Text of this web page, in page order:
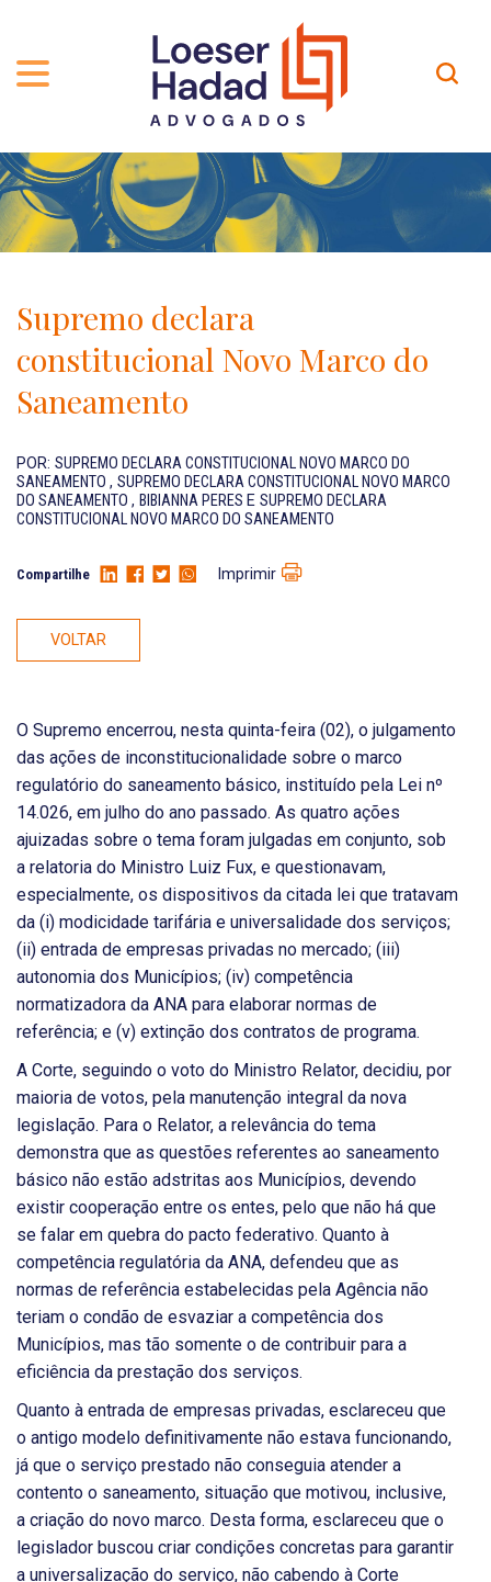
QUEM SOMOS
TRAJETÓRIA
INCLUSÃO E DIVERSIDADE
PRÊMIOS
NOSSA EQUIPE
ÁREAS DE ATUAÇÃO
PROFISSIONAIS
CARREIRA
Contato
Localização
Supremo declara
constitucional Novo Marco do
Saneamento
POR: SUPREMO DECLARA CONSTITUCIONAL NOVO MARCO DO
SANEAMENTO , SUPREMO DECLARA CONSTITUCIONAL NOVO MARCO
DO SANEAMENTO , BIBIANNA PERES E SUPREMO DECLARA
CONSTITUCIONAL NOVO MARCO DO SANEAMENTO
Compartilhe Imprimir
VOLTAR
O Supremo encerrou, nesta quinta-feira (02), o julgamento
das ações de inconstitucionalidade sobre o marco
regulatório do saneamento básico, instituído pela Lei nº
14.026, em julho do ano passado. As quatro ações
ajuizadas sobre o tema foram julgadas em conjunto, sob
a relatoria do Ministro Luiz Fux, e questionavam,
especialmente, os dispositivos da citada lei que tratavam
da (i) modicidade tarifária e universalidade dos serviços;
(ii) entrada de empresas privadas no mercado; (iii)
autonomia dos Municípios; (iv) competência
normatizadora da ANA para elaborar normas de
referência; e (v) extinção dos contratos de programa.
A Corte, seguindo o voto do Ministro Relator, decidiu, por
maioria de votos, pela manutenção integral da nova
legislação. Para o Relator, a relevância do tema
demonstra que as questões referentes ao saneamento
básico não estão adstritas aos Municípios, devendo
existir cooperação entre os entes, pelo que não há que
se falar em quebra do pacto federativo. Quanto à
competência regulatória da ANA, defendeu que as
normas de referência estabelecidas pela Agência não
teriam o condão de esvaziar a competência dos
Municípios, mas tão somente o de contribuir para a
eficiência da prestação dos serviços.
Quanto à entrada de empresas privadas, esclareceu que
o antigo modelo definitivamente não estava funcionando,
já que o serviço prestado não conseguia atender a
contento o saneamento, situação que motivou, inclusive,
a criação do novo marco. Desta forma, esclareceu que o
legislador buscou criar condições concretas para garantir
a universalização do serviço, não cabendo à Corte